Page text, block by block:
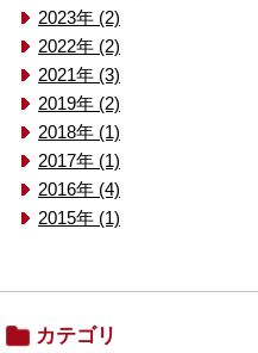
2023年 (2)
2022年 (2)
2021年 (3)
2019年 (2)
2018年 (1)
2017年 (1)
2016年 (4)
2015年 (1)
カテゴリ